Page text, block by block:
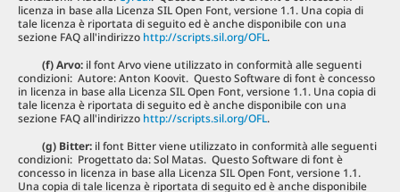
licenza in base alla Licenza SIL Open Font, versione 1.1. Una copia di
tale licenza è riportata di seguito ed è anche disponibile con una
sezione FAQ all'indirizzo http://scripts.sil.org/OFL.
(f) Arvo: il font Arvo viene utilizzato in conformità alle seguenti
condizioni: Autore: Anton Koovit. Questo Software di font è concesso
in licenza in base alla Licenza SIL Open Font, versione 1.1. Una copia di
tale licenza è riportata di seguito ed è anche disponibile con una
sezione FAQ all'indirizzo http://scripts.sil.org/OFL.
(g) Bitter: il font Bitter viene utilizzato in conformità alle seguenti
condizioni: Progettato da: Sol Matas. Questo Software di font è
concesso in licenza in base alla Licenza SIL Open Font, versione 1.1.
Una copia di tale licenza è riportata di seguito ed è anche disponibile